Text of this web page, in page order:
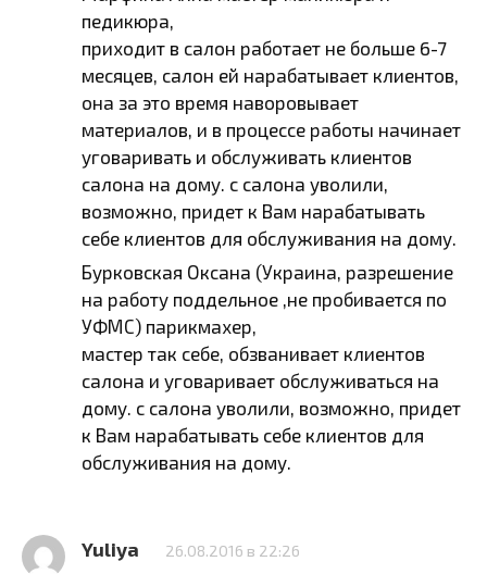
педикюра,
приходит в салон работает не больше 6-7
месяцев, салон ей нарабатывает клиентов,
она за это время наворовывает
материалов, и в процессе работы начинает
уговаривать и обслуживать клиентов
салона на дому. с салона уволили,
возможно, придет к Вам нарабатывать
себе клиентов для обслуживания на дому.
Бурковская Оксана (Украина, разрешение
на работу поддельное ,не пробивается по
УФМС) парикмахер,
мастер так себе, обзванивает клиентов
салона и уговаривает обслуживаться на
дому. с салона уволили, возможно, придет
к Вам нарабатывать себе клиентов для
обслуживания на дому.
Yuliya 26.08.2016 в 22:26